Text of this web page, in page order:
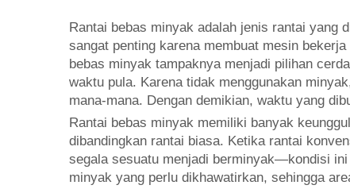
Rantai bebas minyak adalah jenis rantai yang
sangat penting karena membuat mesin
bebas minyak tampaknya menjadi pilihan
waktu pula. Karena tidak menggunakan
mana-mana. Dengan demikian, waktu yang
Rantai bebas minyak memiliki banyak
dibandingkan rantai biasa. Ketika rantai
segala sesuatu menjadi berminyak—kondisi
minyak yang perlu dikhawatirkan, sehingga